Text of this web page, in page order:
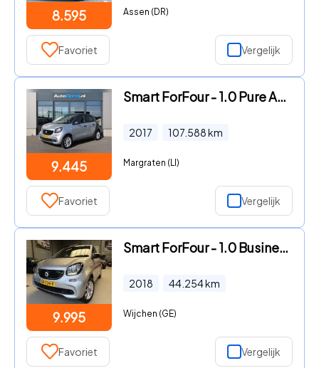
8.595 Assen (DR)
Favoriet Vergelijk
9.445
Smart ForFour - 1.0 Pure AUTOMAAT 5drs. Airco, LIM, LM-Velgen
2017 107.588km
Margraten (LI)
Favoriet Vergelijk
9.995
Smart ForFour - 1.0 Business Solution Cruise, Airco Renault Twingo
2018 44.254km
Wijchen (GE)
Favoriet Vergelijk